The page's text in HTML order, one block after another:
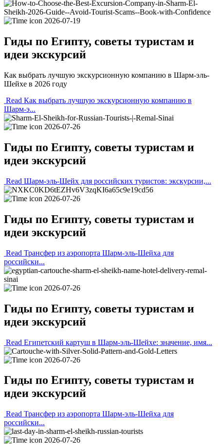
2026-07-19
Гиды по Египту, советы туристам и
идеи экскурсий
Как выбрать лучшую экскурсионную компанию в Шарм-эль-
Шейхе в 2026 году
Read Как выбрать лучшую экскурсионную компанию в
Шарм-э...
2026-07-26
Гиды по Египту, советы туристам и
идеи экскурсий
Read Шарм-эль-Шейх для российских туристов: экскурсии,...
2026-07-26
Гиды по Египту, советы туристам и
идеи экскурсий
Read Трансфер из аэропорта Шарм-эль-Шейха для
российски...
2026-07-26
Гиды по Египту, советы туристам и
идеи экскурсий
Read Египетский картуш в Шарм-эль-Шейхе: значение, имя...
2026-07-26
Гиды по Египту, советы туристам и
идеи экскурсий
Read Трансфер из аэропорта Шарм-эль-Шейха для
российски...
2026-07-26